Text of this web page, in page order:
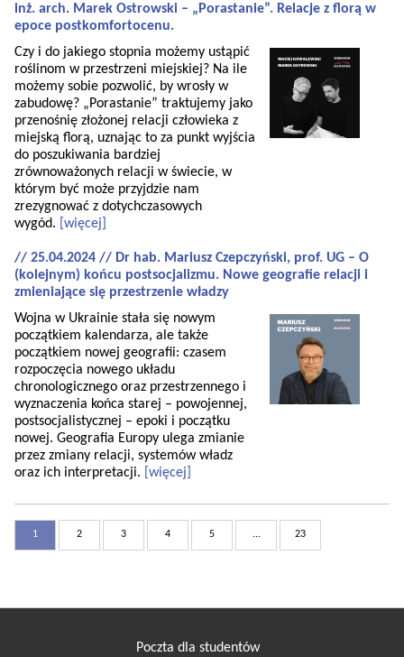
inż. arch. Marek Ostrowski – „Porastanie”. Relacje z florą w
epoce postkomfortocenu.
Czy i do jakiego stopnia możemy ustąpić
roślinom w przestrzeni miejskiej? Na ile
możemy sobie pozwolić, by wrosły w
zabudowę? „Porastanie” traktujemy jako
przenośnię złożonej relacji człowieka z
miejską florą, uznając to za punkt wyjścia
do poszukiwania bardziej
zrównoważonych relacji w świecie, w
którym być może przyjdzie nam
zrezygnować z dotychczasowych
wygód.
[więcej]
// 25.04.2024 // Dr hab. Mariusz Czepczyński, prof. UG – O
(kolejnym) końcu postsocjalizmu. Nowe geografie relacji i
zmieniające się przestrzenie władzy
Wojna w Ukrainie stała się nowym
początkiem kalendarza, ale także
początkiem nowej geografii: czasem
rozpoczęcia nowego układu
chronologicznego oraz przestrzennego i
wyznaczenia końca starej – powojennej,
postsocjalistycznej – epoki i początku
nowej. Geografia Europy ulega zmianie
przez zmiany relacji, systemów władz
oraz ich interpretacji.
[więcej]
1 2 3 4 5 ... 23
Poczta dla studentów